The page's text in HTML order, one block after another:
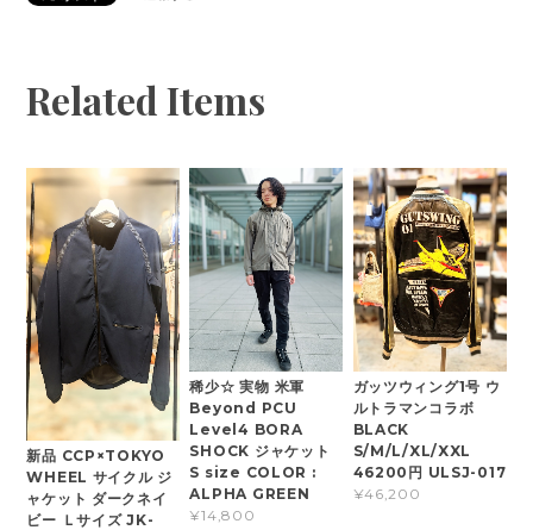
Related Items
新品 CCP×TOKYO
WHEEL サイクル ジ
ャケット ダークネイ
ビー Ｌサイズ JK-
稀少☆ 実物 米軍
Beyond PCU
Level4 BORA
SHOCK ジャケット
S size COLOR :
ALPHA GREEN
¥14,800
ガッツウィング1号 ウ
ルトラマンコラボ
BLACK
S/M/L/XL/XXL
46200円 ULSJ-017
¥46,200